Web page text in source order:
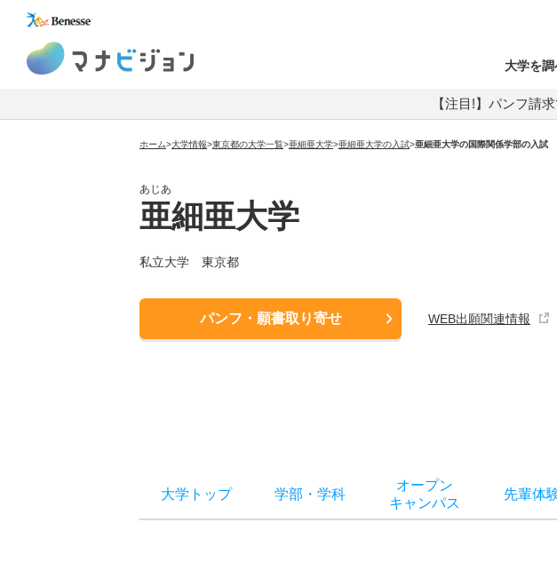
大学を調
【注目!】パンフ請
ホーム>大学情報>東京都の大学一覧>亜細亜大学>亜細亜大学の入試>亜細亜大学の国際関係学部の入試
あじあ
亜細亜大学
私立大学 東京都
パンフ・願書取り寄せ WEB出願関連情報
大学トップ 学部 ・ 学科
オープン
キャンパス
先輩体